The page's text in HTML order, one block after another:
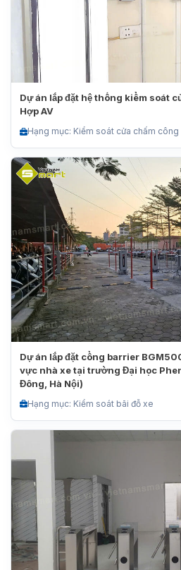
Dự án lắp đặt hệ thống kiểm soát
Hợp AV
Hạng mục: Kiểm soát cửa chấm công
Dự án lắp đặt cổng barrier
vực nhà xe tại trường Đại học
Đông, Hà Nội)
Hạng mục: Kiểm soát bãi đỗ xe